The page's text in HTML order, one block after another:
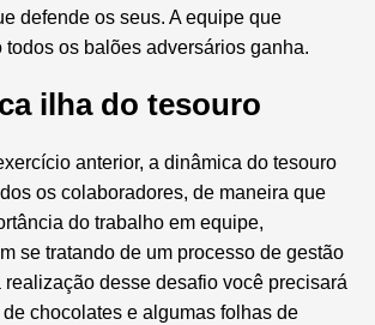
defende os seus. A equipe que
todos os balões adversários ganha.
ilha do tesouro
anterior, a dinâmica do tesouro
os colaboradores, de maneira que
do trabalho em equipe,
se tratando de um processo de gestão
realização desse desafio você precisará
chocolates e algumas folhas de